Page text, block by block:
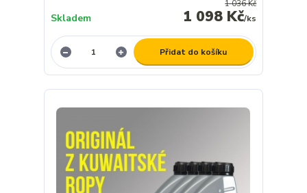
1 036 Kč
1 098 Kč/ks
Skladem
Přidat do košíku